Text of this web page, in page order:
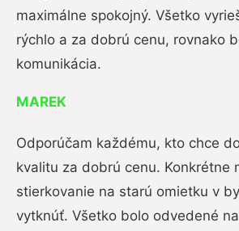
maximálne spokojný. Všetko
rýchlo a za dobrú cenu, rovnako
komunikácia.
MAREK
Odporúčam každému, kto chce
kvalitu za dobrú cenu. Konkrétne
stierkovanie na starú omietku v
vytknúť. Všetko bolo odvedené